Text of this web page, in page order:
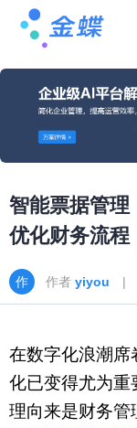
智能票据管理
优化财务流程
作者 yiyou |
在数字化浪潮席
化已变得尤为重
理向来是财务管